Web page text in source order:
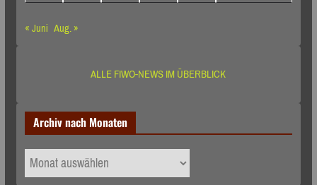
« Juni Aug. »
ALLE FIWO-NEWS IM ÜBERBLICK
Archiv nach Monaten
Archiv
nach